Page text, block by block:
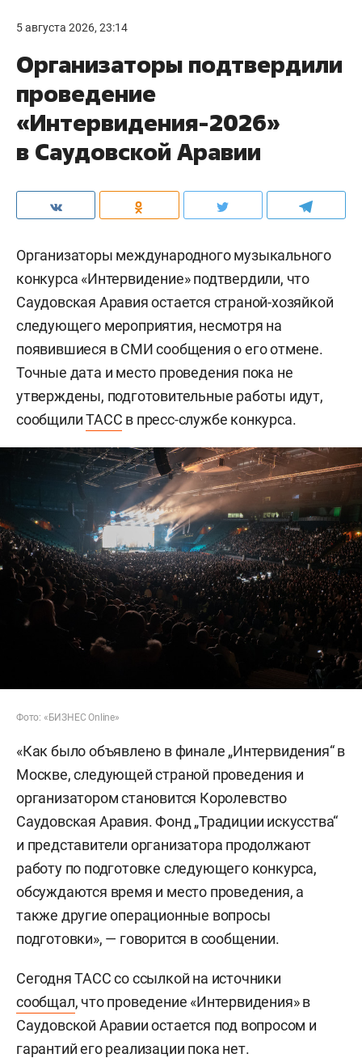
5 августа 2026, 23:14
Организаторы подтвердили
проведение
«Интервидения-2026»
в Саудовской Аравии
Организаторы международного музыкального
конкурса «Интервидение» подтвердили, что
Саудовская Аравия остается страной-хозяйкой
следующего мероприятия, несмотря на
появившиеся в СМИ сообщения о его отмене.
Точные дата и место проведения пока не
утверждены, подготовительные работы идут,
сообщилиТАСС в пресс-службе конкурса.
Фото: «БИЗНЕС Online»
«Как было объявлено в финале „Интервидения“ в
Москве, следующей страной проведения и
организатором становится Королевство
Саудовская Аравия. Фонд „Традиции искусства“
и представители организатора продолжают
работу по подготовке следующего конкурса,
обсуждаются время и место проведения, а
также другие операционные вопросы
подготовки», — говорится в сообщении.
Сегодня ТАСС со ссылкой на источники
сообщал, что проведение «Интервидения» в
Саудовской Аравии остается под вопросом и
гарантий его реализации пока нет.